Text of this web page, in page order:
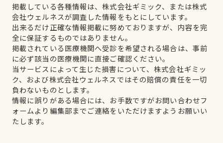
掲載している各種情報は、株式会社ギミック、または株式
会社ウェルネスが調査した情報をもとにしています。
出来るだけ正確な情報掲載に努めておりますが、内容を完
全に保証するものではありません。
掲載されている医療機関へ受診を希望される場合は、事前
に必ず該当の医療機関に直接ご確認ください。
当サービスによって生じた損害について、株式会社ギミッ
ク、および株式会社ウェルネスではその賠償の責任を一切
負わないものとします。
情報に誤りがある場合には、お手数ですがお問い合わせフ
ォームより編集部までご連絡をいただけますようお願いい
たします。